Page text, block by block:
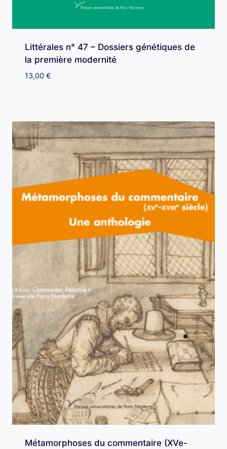
Littérales n° 47 – Dossiers génétiques de
la première modernité
13,00 €
Métamorphoses du commentaire (XVe-